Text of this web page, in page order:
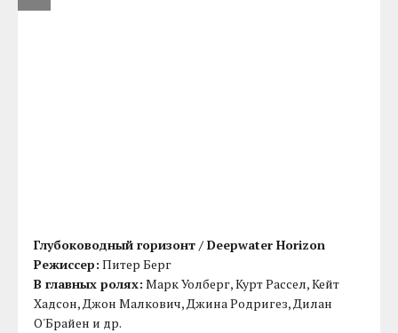
Глубоководный горизонт / Deepwater Horizon
Режиссер: Питер Берг
В главных ролях: Марк Уолберг, Курт Рассел, Кейт
Хадсон, Джон Малкович, Джина Родригез, Дилан
О'Брайен и др.